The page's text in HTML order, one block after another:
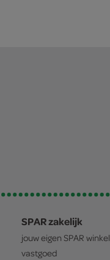
SPAR zakelijk
jouw eigen SPAR winkel
vastgoed